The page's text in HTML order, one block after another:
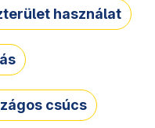
használat
csúcs